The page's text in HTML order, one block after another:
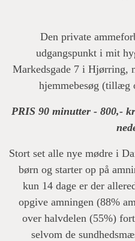
Den private
udgangspunkt i mit
Markedsgade 7 i Hjørring,
hjemmebesøg (tillæg
PRIS 90 minutter - 800,-
Stort set alle nye mødre i
børn og starter op på
kun 14 dage er der
opgive amningen (88%
over halvdelen (55%)
selvom de